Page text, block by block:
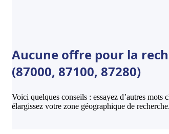
Aucune offre pour la
(87000, 87100, 87280)
Voici quelques conseils : essayez d’autres mots
élargissez votre zone géographique de recherche.